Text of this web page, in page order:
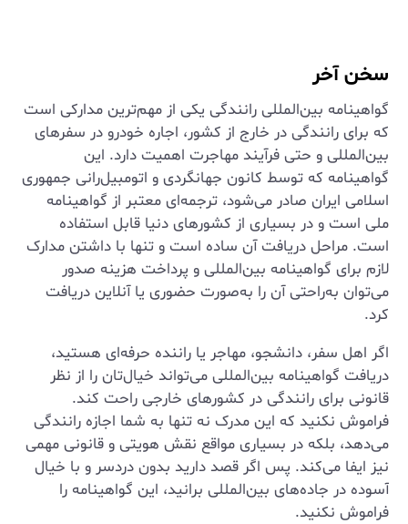
سخن آخر
گواهینامه بین‌المللی رانندگی یکی از مهم‌ترین مدارکی است
که برای رانندگی در خارج از کشور، اجاره خودرو در سفرهای
بین‌المللی و حتی فرآیند مهاجرت اهمیت دارد. این
گواهینامه که توسط کانون جهانگردی و اتومبیل‌رانی جمهوری
اسلامی ایران صادر می‌شود، ترجمه‌ای معتبر از گواهینامه
ملی است و در بسیاری از کشورهای دنیا قابل استفاده
است. مراحل دریافت آن ساده است و تنها با داشتن مدارک
لازم برای گواهینامه بین‌المللی و پرداخت هزینه صدور
می‌توان به‌راحتی آن را به‌صورت حضوری یا آنلاین دریافت
کرد.
اگر اهل سفر، دانشجو، مهاجر یا راننده حرفه‌ای هستید،
دریافت گواهینامه بین‌المللی می‌تواند خیال‌تان را از نظر
قانونی برای رانندگی در کشورهای خارجی راحت کند.
فراموش نکنید که این مدرک نه تنها به شما اجازه رانندگی
می‌دهد، بلکه در بسیاری مواقع نقش هویتی و قانونی مهمی
نیز ایفا می‌کند. پس اگر قصد دارید بدون دردسر و با خیال
آسوده در جاده‌های بین‌المللی برانید، این گواهینامه را
فراموش نکنید.